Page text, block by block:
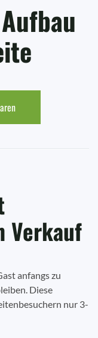
Verkauf
anfangs zu
Diese
nur 3-